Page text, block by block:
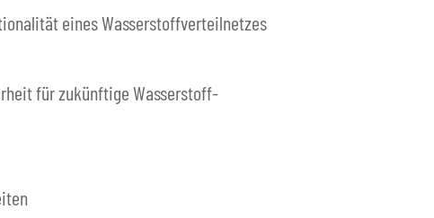
eines Wasserstoffverteilnetzes
für zukünftige Wasserstoff-